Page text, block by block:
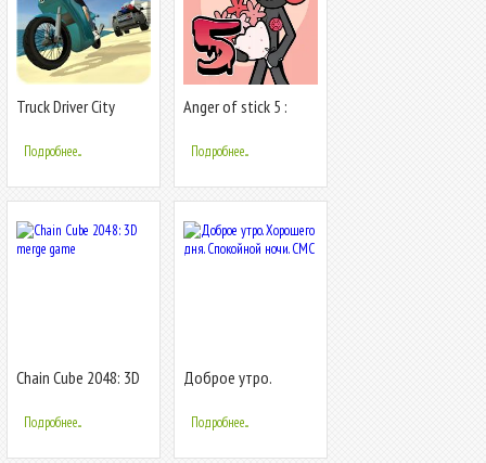
Truck Driver City
Подробнее...
Anger of stick 5 :
Подробнее...
Chain Cube 2048: 3D
Подробнее...
Доброе утро.
Спокойной ночи.
СМС
Подробнее...